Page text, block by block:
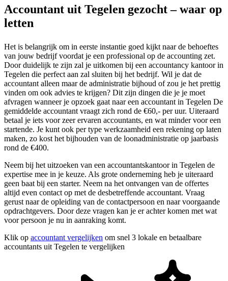
Accountant uit Tegelen gezocht – waar op
letten
Het is belangrijk om in eerste instantie goed kijkt naar de behoeftes
van jouw bedrijf voordat je een professional op de accounting zet.
Door duidelijk te zijn zal je uitkomen bij een accountancy kantoor in
Tegelen die perfect aan zal sluiten bij het bedrijf. Wil je dat de
accountant alleen maar de administratie bijhoud of zou je het prettig
vinden om ook advies te krijgen? Dit zijn dingen die je je moet
afvragen wanneer je opzoek gaat naar een accountant in Tegelen De
gemiddelde accountant vraagt zich rond de €60,- per uur. Uiteraard
betaal je iets voor zeer ervaren accountants, en wat minder voor een
startende. Je kunt ook per type werkzaamheid een rekening op laten
maken, zo kost het bijhouden van de loonadministratie op jaarbasis
rond de €400.
Neem bij het uitzoeken van een accountantskantoor in Tegelen de
expertise mee in je keuze. Als grote onderneming heb je uiteraard
geen baat bij een starter. Neem na het ontvangen van de offertes
altijd even contact op met de desbetreffende accountant. Vraag
gerust naar de opleiding van de contactpersoon en naar voorgaande
opdrachtgevers. Door deze vragen kan je er achter komen met wat
voor persoon je nu in aanraking komt.
Klik op accountant vergelijken om snel 3 lokale en betaalbare
accountants uit Tegelen te vergelijken